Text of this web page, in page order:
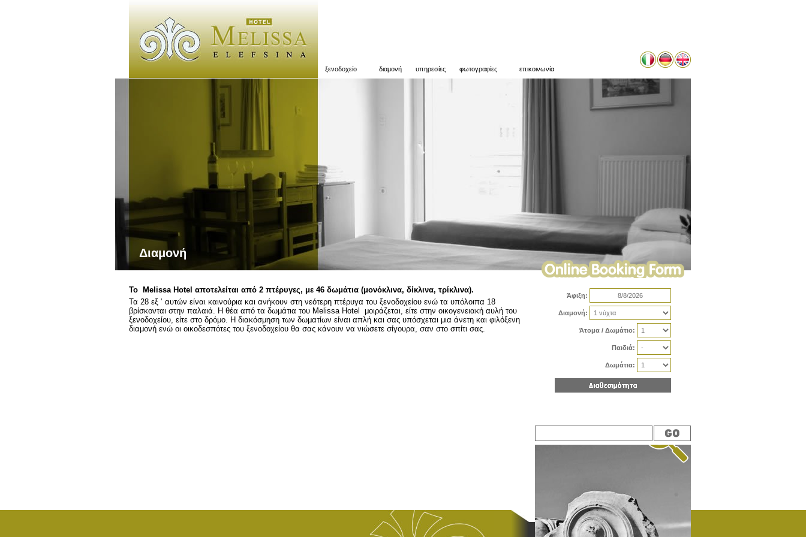
ξενοδοχείο διαμονή υπηρεσίες φωτογραφίες επικοινωνία
Διαμονή
Άφιξη:
Διαμονή:
Άτομα / Δωμάτιο:
Παιδιά:
Δωμάτια:
Το Melissa Hotel αποτελείται από 2 πτέρυγες, με 46 δωμάτια (μονόκλινα, δίκλινα, τρίκλινα).
Τα 28 εξ ‘ αυτών είναι καινούρια και ανήκουν στη νεότερη πτέρυγα του ξενοδοχείου ενώ τα υπόλοιπα 18
βρίσκονται στην παλαιά. Η θέα από τα δωμάτια του Melissa Hotel μοιράζεται, είτε στην οικογενειακή αυλή του
ξενοδοχείου, είτε στο δρόμο. Η διακόσμηση των δωματίων είναι απλή και σας υπόσχεται μια άνετη και φιλόξενη
διαμονή ενώ οι οικοδεσπότες του ξενοδοχείου θα σας κάνουν να νιώσετε σίγουρα, σαν στο σπίτι σας.